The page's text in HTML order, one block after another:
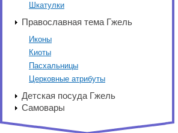
Шкатулки
Православная тема Гжель
Иконы
Киоты
Пасхальницы
Церковные атрибуты
Детская посуда Гжель
Самовары